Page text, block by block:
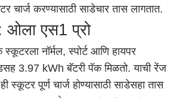
चार्ज करण्यासाठी साडेचार तास लागतात.
ओला एस1 प्रो
नॉर्मल, स्पोर्ट आणि हायपर
3.97 kWh बॅटरी पॅक मिळतो. याची रेंज
स्कूटर पूर्ण चार्ज होण्यासाठी साडेसहा तास